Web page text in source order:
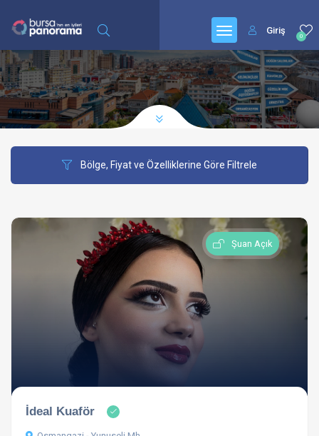
0
Giriş
Bölge, Fiyat ve Özelliklerine Göre Filtrele
Şuan Açık
İdeal Kuaför